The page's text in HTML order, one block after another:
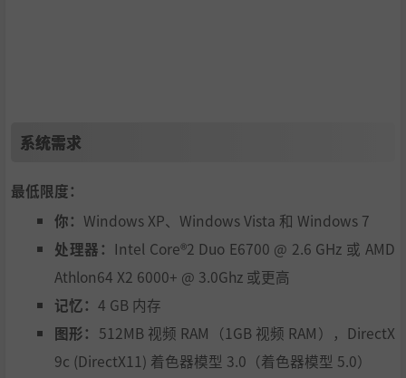
系统需求
最低限度：
你： Windows XP、Windows Vista 和 Windows 7
处理器： Intel Core®2 Duo E6700 @ 2.6 GHz 或 AMD
Athlon64 X2 6000+ @ 3.0Ghz 或更高
记忆： 4 GB 内存
图形： 512MB 视频 RAM（1GB 视频 RAM），DirectX
9c (DirectX11) 着色器模型 3.0（着色器模型 5.0）